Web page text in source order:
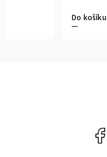
Do košíku